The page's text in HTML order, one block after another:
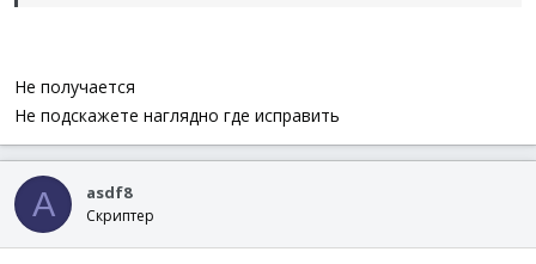
Не получается
Не подскажете наглядно где исправить
A asdf8
Скриптер